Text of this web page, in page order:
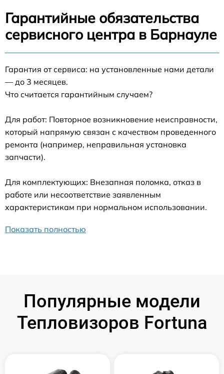
Гарантийные обязательства
сервисного центра в Барнауле
Гарантия от сервиса: на установленные нами детали
— до 3 месяцев.
Что считается гарантийным случаем?
Для работ: Повторное возникновение неисправности,
который напрямую связан с качеством проведенного
ремонта (например, неправильная установка
запчасти).
Для комплектующих: Внезапная поломка, отказ в
работе или несоответствие заявленным
характеристикам при нормальном использовании.
Показать полностью
Популярные модели
Тепловизоров Fortuna